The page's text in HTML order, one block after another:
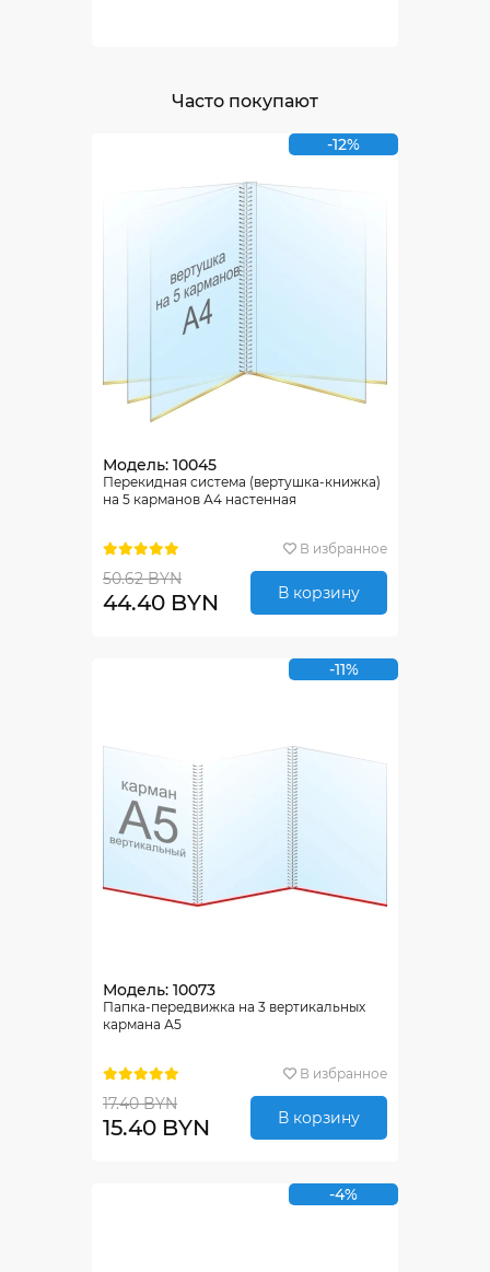
Часто покупают
-12%
Модель: 10045
Перекидная система (вертушка-книжка)
на 5 карманов А4 настенная
В избранное
50.62 BYN
44.40 BYN В корзину
-11%
Модель: 10073
Папка-передвижка на 3 вертикальных
кармана А5
В избранное
17.40 BYN
15.40 BYN В корзину
-4%